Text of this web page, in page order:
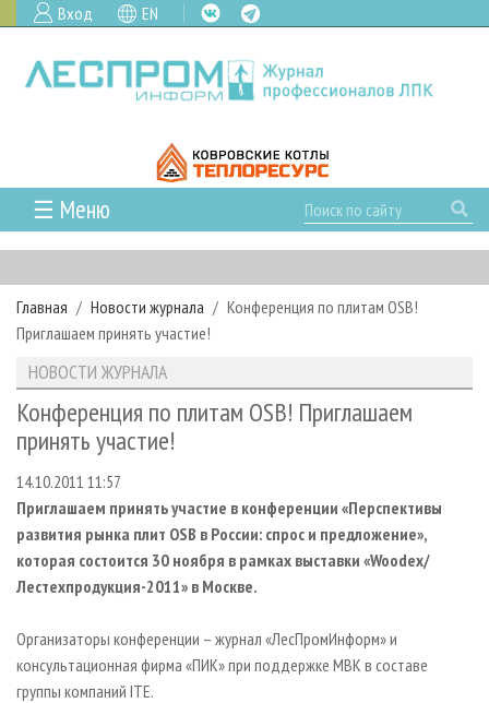
Вход EN
☰ Меню
ГЛАВНАЯ
РУБРИКИ И ТЕМЫ
РУБРИКИ ЖУРНАЛА
ЛЕСОЗАГОТОВКА
ЛЕСОПИЛЕНИЕ
СУШКА ДРЕВЕСИНЫ
ПРОИЗВОДСТВО ДРЕВЕСНЫХ ПЛИТ
ДЕРЕВЯННОЕ ДОМОСТРОЕНИЕ
БИОЭНЕРГЕТИКА
ЦБП
НОВОСТИ
НОВОСТИ ЛПК
НОВОСТИ ЖУРНАЛА
ПРОЕКТЫ ЛПИ
АНАЛИТИКА
ПРЕДПРИЯТИЯ ЛПК
ПЕРСОНЫ
МОБИЛЬНЫЕ ВЫСТАВКИ
ОФИЦИАЛЬНЫЕ ДЕЛЕГАЦИИ
RUSSIAN FORESTRY REVIEW
ГАЗЕТА ЛЕСПРОМФОРУМ
АРХИВ
АРХИВ ЖУРНАЛОВ
О ЖУРНАЛЕ
ПОДПИСКА
КОНТАКТЫ
РЕКЛАМОДАТЕЛЯМ
РЕКЛАМА
РЕКЛАМА НА САЙТЕ
Главная Новости журнала
Конференция по плитам OSB!
Приглашаем принять участие!
НОВОСТИ ЖУРНАЛА
Конференция по плитам OSB! Приглашаем
принять участие!
14.10.2011 11:57
Приглашаем принять участие в конференции «Перспективы
развития рынка плит OSB в России: спрос и предложение»,
которая состоится 30 ноября в рамках выставки «Woodex/
Лестехпродукция-2011» в Москве.
Организаторы конференции – журнал «ЛесПромИнформ» и
консультационная фирма «ПИК» при поддержке МВК в составе
группы компаний ITE.